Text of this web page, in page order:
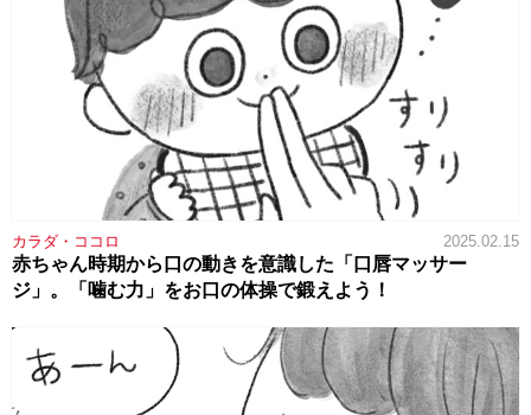
カラダ・ココロ 2025.02.15
赤ちゃん時期から口の動きを意識した「口唇マッサー
ジ」。「噛む力」をお口の体操で鍛えよう！